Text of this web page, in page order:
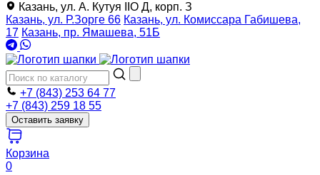
Казань, ул. А. Кутуя IIO Д, корп. З
Казань, ул. Р.Зорге 66 Казань, ул. Комиссара Габишева,
17 Казань, пр. Ямашева, 51Б
+7 (843) 253 64 77
+7 (843) 259 18 55
Оставить заявку
Корзина
0